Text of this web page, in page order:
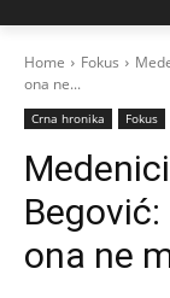
Home Fokus
ona ne...
Crna hronika Fokus
ona ne